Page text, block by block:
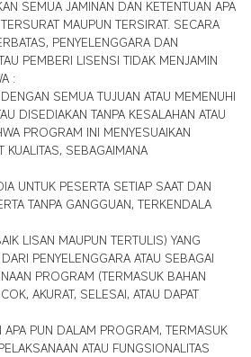
SEMUA JAMINAN DAN KETENTUAN APA
MAUPUN TERSIRAT. SECARA
PENYELENGGARA DAN
PEMBERI LISENSI TIDAK MENJAMIN
:
SEMUA TUJUAN ATAU MEMENUHI
DISEDIAKAN TANPA KESALAHAN ATAU
PROGRAM INI MENYESUAIKAN
KUALITAS, SEBAGAIMANA
UNTUK PESERTA SETIAP SAAT DAN
TANPA GANGGUAN, TERKENDALA
LISAN MAUPUN TERTULIS) YANG
PENYELENGGARA ATAU SEBAGAI
PROGRAM (TERMASUK BAHAN
AKURAT, SELESAI, ATAU DAPAT
APA PUN DALAM PROGRAM, TERMASUK
ATAU FUNGSIONALITAS